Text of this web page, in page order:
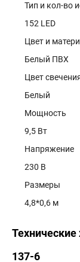
Тип и кол-во
152 LED
Цвет и
Белый ПВХ
Цвет
Белый
Мощность
9,5 Вт
Напряжение
230 В
Размеры
4,8*0,6 м
Технические
137-6